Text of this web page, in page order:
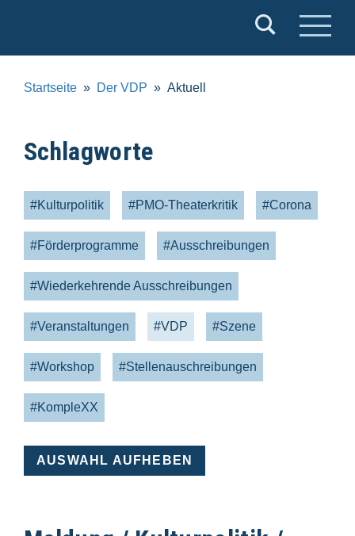
e.V.
Startseite Der VDP Aktuell
Schlagworte
#Kulturpolitik #PMO-Theaterkritik #Corona
#Förderprogramme #Ausschreibungen
#Wiederkehrende Ausschreibungen
#Veranstaltungen #VDP #Szene
#Workshop #Stellenauschreibungen
#KompleXX
AUSWAHL AUFHEBEN